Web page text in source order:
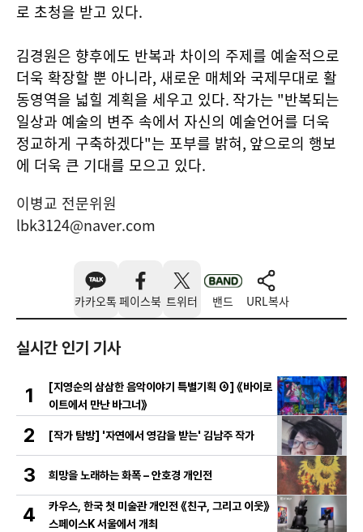
로 초청을 받고 있다.
김경원은 향후에도 반복과 차이의 주제를 예술적으로
더욱 확장할 뿐 아니라, 새로운 매체와 국제무대로 활
동영역을 넓힐 계획을 세우고 있다. 작가는 "반복되는
일상과 예술의 변주 속에서 자신의 예술언어를 더욱
정교하게 구축하겠다"는 포부를 밝혀, 앞으로의 행보
에 더욱 큰 기대를 모으고 있다.
이병교 전문위원
lbk3124@naver.com
카카오톡 페이스북 트위터 밴드 URL복사
실시간 인기 기사
1
[지영순의 삼삼한 음악이야기 특별기획 ④] 《바이로
이트에서 만난 바그너》
2 [작가 탐방] '자연에서 영감을 받는' 김남주 작가
3 희망을 노래하는 화폭 – 안호경 개인전
4
카우스, 한국 첫 미술관 개인전 《친구, 그리고 이웃》
스페이스K 서울에서 개최